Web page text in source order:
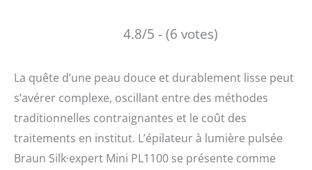
4.8/5 - (6 votes)
La quête d’une peau douce et durablement lisse peut
s’avérer complexe, oscillant entre des méthodes
traditionnelles contraignantes et le coût des
traitements en institut. L’épilateur à lumière pulsée
Braun Silk·expert Mini PL1100 se présente comme